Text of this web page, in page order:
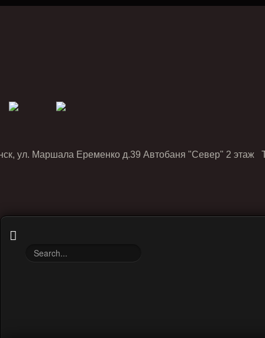
ул. Маршала Еременко д.39 Автобаня "Север" 2 этаж